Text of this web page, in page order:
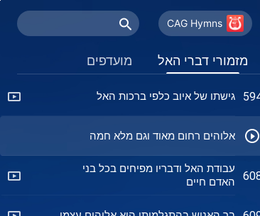
CAG Hymns
מזמורי דברי האל מועדפים
587
תקוותיו של האל עבור האנושות לא
השתנו
591 ההוכחה לניצחונו של איוב על השטן
גישתו של איוב כלפי ברכות האל
אלוהים רחום מאוד וגם מלא חמה
עבודת האל ודבריו מפיחים בכל בני
האדם חיים